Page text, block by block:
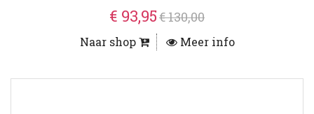
€ 93,95€ 130,00
Naar shop Meer info